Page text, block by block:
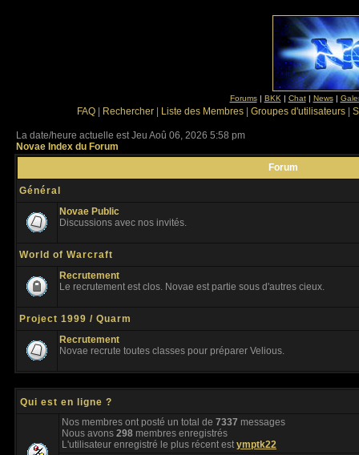
Forums| BKK | Chat| News|
FAQ Rechercher Liste des Membres Groupes d'utilisateurs
La date/heure actuelle est Jeu Aoû 06, 2026 5:58 pm
Novae Index du Forum
Forum
Général
Novae Public
Discussions avec nos invités.
World of Warcraft
Recrutement
Le recrutement est clos. Novae est partie sous d'autres cieux.
Project 1999 / Quarm
Recrutement
Novae recrute toutes classes pour préparer Velious.
Qui est en ligne ?
Nos membres ont posté un total de 7337 messages
Nous avons 298 membres enregistrés
L'utilisateur enregistré le plus récent estymptk22